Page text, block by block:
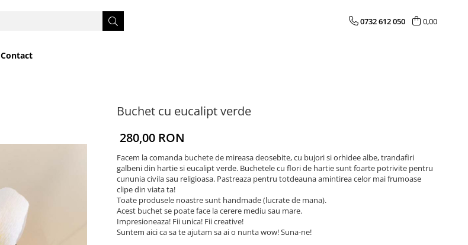
0732 612 050 0,00
Contact
Buchet cu eucalipt verde
280,00 RON
Facem la comanda buchete de mireasa deosebite, cu bujori si orhidee albe, trandafiri
galbeni din hartie si eucalipt verde. Buchetele cu flori de hartie sunt foarte potrivite pentru
cununia civila sau religioasa. Pastreaza pentru totdeauna amintirea celor mai frumoase
clipe din viata ta!
Toate produsele noastre sunt handmade (lucrate de mana).
Acest buchet se poate face la cerere mediu sau mare.
Impresioneaza! Fii unica! Fii creative!
Suntem aici ca sa te ajutam sa ai o nunta wow! Suna-ne!